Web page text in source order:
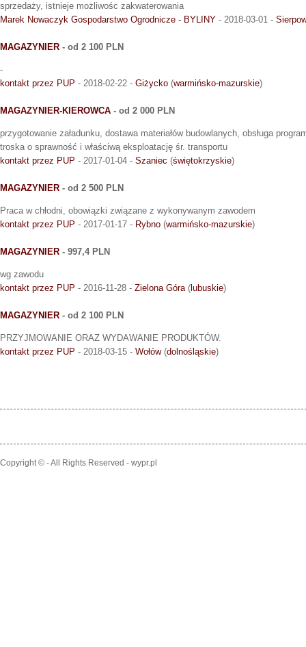
sprzedaży, istnieje możliwośc zakwaterowania
Marek Nowaczyk Gospodarstwo Ogrodnicze - BYLINY - 2018-03-01 -
MAGAZYNIER - od 2 100 PLN
-
kontakt przez PUP - 2018-02-22 - Giżycko (warmińsko-mazurskie)
MAGAZYNIER-KIEROWCA - od 2 000 PLN
przygotowanie załadunku, dostawa materiałów budowlanych, obsługa
troska o sprawność i właściwą eksploatację śr. transportu
kontakt przez PUP - 2017-01-04 - Szaniec (świętokrzyskie)
MAGAZYNIER - od 2 500 PLN
Praca w chłodni, obowiązki związane z wykonywanym zawodem
kontakt przez PUP - 2017-01-17 - Rybno (warmińsko-mazurskie)
MAGAZYNIER - 997,4 PLN
wg zawodu
kontakt przez PUP - 2016-11-28 - Zielona Góra( lubuskie)
MAGAZYNIER - od 2 100 PLN
PRZYJMOWANIE ORAZ WYDAWANIE PRODUKTÓW.
kontakt przez PUP - 2018-03-15 - Wołów(dolnośląskie)
Copyright © - All Rights Reserved - wypr.pl